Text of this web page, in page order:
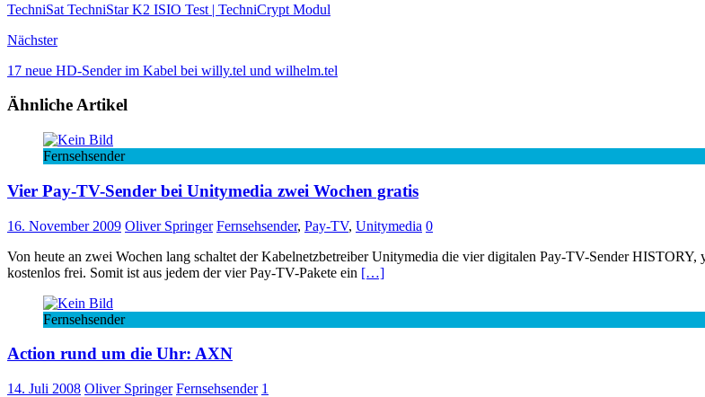
TechniSat TechniStar K2 ISIO Test | TechniCrypt Modul
Nächster
17 neue HD-Sender im Kabel bei willy.tel und wilhelm.tel
Ähnliche Artikel
Fernsehsender
Vier Pay-TV-Sender bei Unitymedia zwei Wochen gratis
16. November 2009 Oliver Springer Fernsehsender, Pay-TV, Unitymedia 0
Von heute an zwei Wochen lang schaltet der Kabelnetzbetreiber Unitymedia die vier digitalen Pay-TV-Sender
kostenlos frei. Somit ist aus jedem der vier Pay-TV-Pakete ein […]
Fernsehsender
Action rund um die Uhr: AXN
14. Juli 2008 Oliver Springer Fernsehsender 1